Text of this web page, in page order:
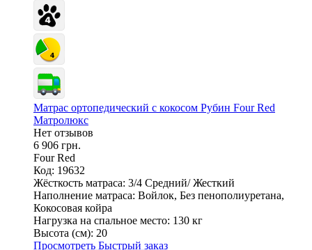
Матрас ортопедический с кокосом Рубин Four Red
Матролюкс
Нет отзывов
6 906 грн.
Four Red
Код: 19632
Жёсткость матраса: 3/4 Средний/ Жесткий
Наполнение матраса: Войлок, Без пенополиуретана,
Кокосовая койра
Нагрузка на спальное место: 130 кг
Высота (см): 20
Просмотреть Быстрый заказ